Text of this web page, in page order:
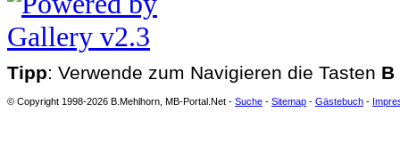
Tipp: Verwende zum Navigieren die Tasten B
© Copyright 1998-2026 B.Mehlhorn, MB-Portal.Net - Suche - Sitemap - Gästebuch -